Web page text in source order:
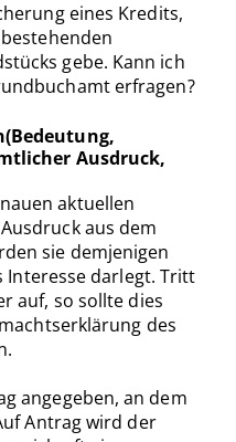
eines Kredits,
gebe. Kann ich
erfragen?
Ausdruck,
aktuellen
aus dem
sie demjenigen
darlegt. Tritt
auf, so sollte dies
des
angegeben, an dem
Antrag wird der